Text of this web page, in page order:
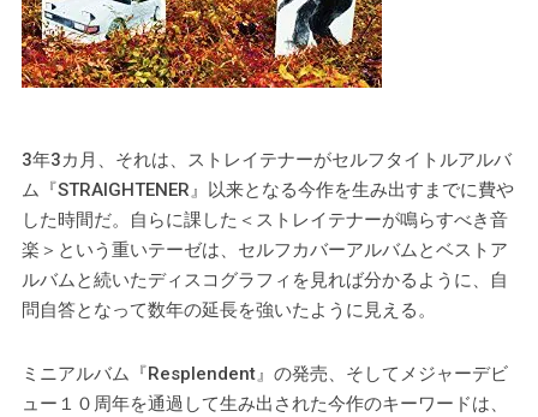
3年3カ月、それは、ストレイテナーがセルフタイトルアルバ
ム『STRAIGHTENER』以来となる今作を生み出すまでに費や
した時間だ。自らに課した＜ストレイテナーが鳴らすべき音
楽＞という重いテーゼは、セルフカバーアルバムとベストア
ルバムと続いたディスコグラフィを見れば分かるように、自
問自答となって数年の延長を強いたように見える。
ミニアルバム『Resplendent』の発売、そしてメジャーデビ
ュー１０周年を通過して生み出された今作のキーワードは、